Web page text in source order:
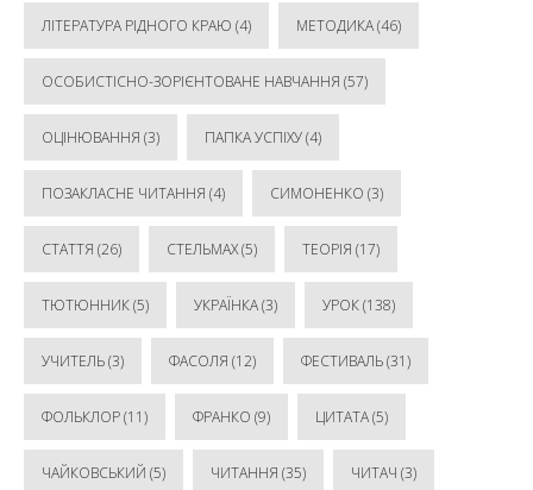
ЛІТЕРАТУРА РІДНОГО КРАЮ (4) МЕТОДИКА(46)
ОСОБИСТІСНО-ЗОРІЄНТОВАНЕ НАВЧАННЯ (57)
ОЦІНЮВАННЯ (3) ПАПКА УСПІХУ(4)
ПОЗАКЛАСНЕ ЧИТАННЯ (4) СИМОНЕНКО (3)
СТАТТЯ (26) СТЕЛЬМАХ(5) ТЕОРІЯ (17)
ТЮТЮННИК(5) УКРАЇНКА(3) УРОК(138)
УЧИТЕЛЬ(3) ФАСОЛЯ (12) ФЕСТИВАЛЬ(31)
ФОЛЬКЛОР(11) ФРАНКО (9) ЦИТАТА(5)
ЧАЙКОВСЬКИЙ (5) ЧИТАННЯ (35) ЧИТАЧ (3)